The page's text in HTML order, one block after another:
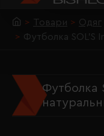
Товари Одяг
Футболка SOL'S
Футболка